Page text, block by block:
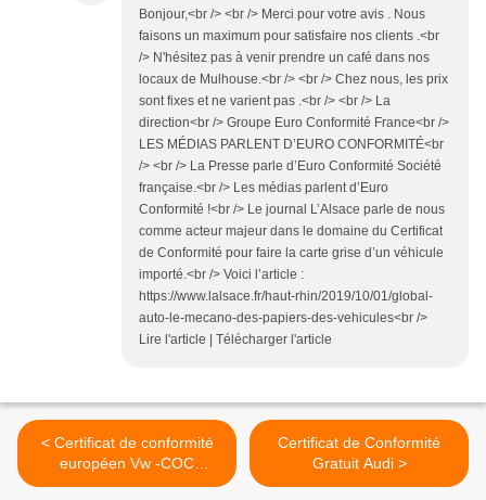
Bonjour,<br /> <br /> Merci pour votre avis . Nous
faisons un maximum pour satisfaire nos clients .<br
/> N'hésitez pas à venir prendre un café dans nos
locaux de Mulhouse.<br /> <br /> Chez nous, les prix
sont fixes et ne varient pas .<br /> <br /> La
direction<br /> Groupe Euro Conformité France<br />
LES MÉDIAS PARLENT D’EURO CONFORMITÉ<br
/> <br /> La Presse parle d’Euro Conformité Société
française.<br /> Les médias parlent d’Euro
Conformité !<br /> Le journal L’Alsace parle de nous
comme acteur majeur dans le domaine du Certificat
de Conformité pour faire la carte grise d’un véhicule
importé.<br /> Voici l’article :
https://www.lalsace.fr/haut-rhin/2019/10/01/global-
auto-le-mecano-des-papiers-des-vehicules<br />
Lire l'article | Télécharger l'article
< Certificat de conformité
européen Vw -COC
Homologation Vw
Certificat de Conformité
Gratuit Audi >